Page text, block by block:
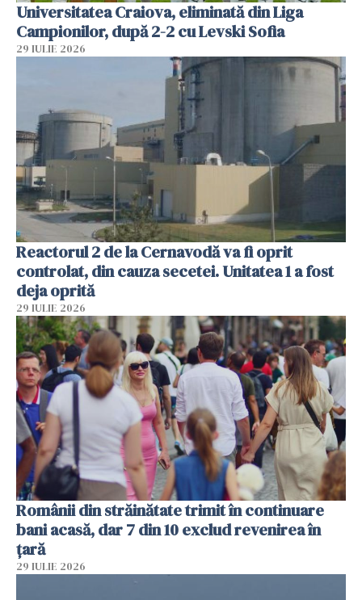
Universitatea Craiova, eliminată din Liga
Campionilor, după 2-2 cu Levski Sofia
29 IULIE 2026
Reactorul 2 de la Cernavodă va fi oprit
controlat, din cauza secetei. Unitatea 1 a fost
deja oprită
29 IULIE 2026
Românii din străinătate trimit în continuare
bani acasă, dar 7 din 10 exclud revenirea în
țară
29 IULIE 2026